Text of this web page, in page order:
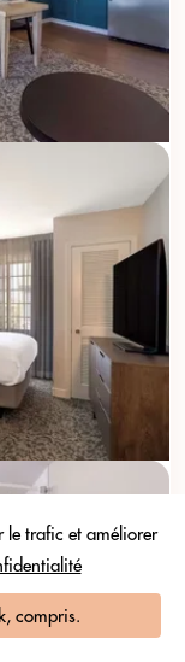
le trafic et améliorer
compris.